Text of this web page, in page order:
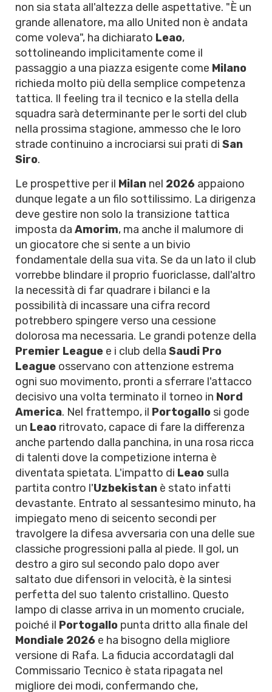
non sia stata all'altezza delle aspettative. "È un
grande allenatore, ma allo United non è andata
come voleva", ha dichiarato Leao,
sottolineando implicitamente come il
passaggio a una piazza esigente come Milano
richieda molto più della semplice competenza
tattica. Il feeling tra il tecnico e la stella della
squadra sarà determinante per le sorti del club
nella prossima stagione, ammesso che le loro
strade continuino a incrociarsi sui prati di San
Siro.
Le prospettive per il Milan nel 2026 appaiono
dunque legate a un filo sottilissimo. La dirigenza
deve gestire non solo la transizione tattica
imposta da Amorim, ma anche il malumore di
un giocatore che si sente a un bivio
fondamentale della sua vita. Se da un lato il club
vorrebbe blindare il proprio fuoriclasse, dall'altro
la necessità di far quadrare i bilanci e la
possibilità di incassare una cifra record
potrebbero spingere verso una cessione
dolorosa ma necessaria. Le grandi potenze della
Premier League e i club della Saudi Pro
League osservano con attenzione estrema
ogni suo movimento, pronti a sferrare l'attacco
decisivo una volta terminato il torneo in Nord
America. Nel frattempo, il Portogallo si gode
un Leao ritrovato, capace di fare la differenza
anche partendo dalla panchina, in una rosa ricca
di talenti dove la competizione interna è
diventata spietata. L'impatto di Leao sulla
partita contro l'Uzbekistan è stato infatti
devastante. Entrato al sessantesimo minuto, ha
impiegato meno di seicento secondi per
travolgere la difesa avversaria con una delle sue
classiche progressioni palla al piede. Il gol, un
destro a giro sul secondo palo dopo aver
saltato due difensori in velocità, è la sintesi
perfetta del suo talento cristallino. Questo
lampo di classe arriva in un momento cruciale,
poiché il Portogallo punta dritto alla finale del
Mondiale 2026 e ha bisogno della migliore
versione di Rafa. La fiducia accordatagli dal
Commissario Tecnico è stata ripagata nel
migliore dei modi, confermando che,